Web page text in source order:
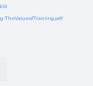
TheValueofTraining.pdf